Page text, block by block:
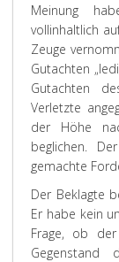
Meinung
vollinhaltlich
Zeuge
Gutachten
Gutachten
Verletzte
der Höhe
beglichen.
gemachte
Der Beklagte
Er habe kein
Frage, ob
Gegenstand